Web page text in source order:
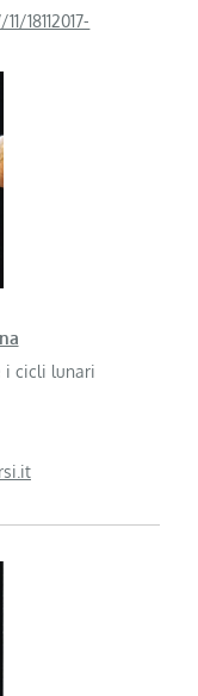
18112017-
i cicli lunari